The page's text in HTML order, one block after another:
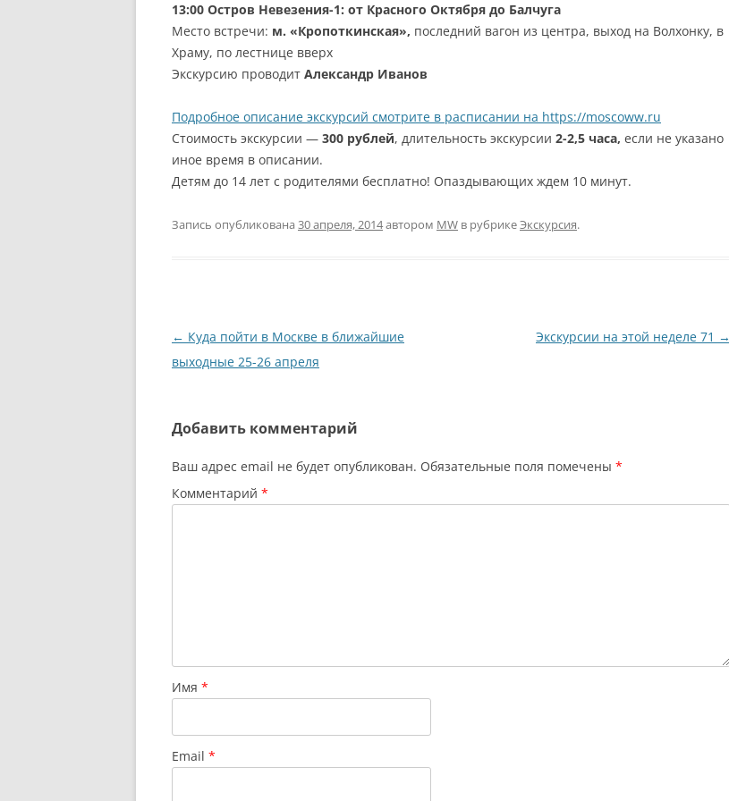
13:00 Остров Невезения-1: от Красного Октября до Балчуга
Место встречи: м. «Кропоткинская», последний вагон из центра, выход на Волхонку, в
Храму, по лестнице вверх
Экскурсию проводит Александр Иванов
Подробное описание экскурсий смотрите в расписании на https://moscoww.ru
Стоимость экскурсии — 300 рублей, длительность экскурсии 2-2,5 часа, если не указано
иное время в описании.
Детям до 14 лет с родителями бесплатно! Опаздывающих ждем 10 минут.
Запись опубликована 30 апреля, 2014автором MW в рубрикеЭкскурсия.
Навигация
по
← Куда пойти в Москве в ближайшие
выходные 25-26 апреля
Экскурсии на этой неделе 71 →
Добавить комментарий
Ваш адрес email не будет опубликован. Обязательные поля помечены *
Комментарий *
Имя *
Email *